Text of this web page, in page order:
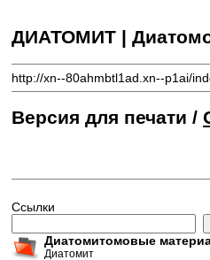
ДИАТОМИТ |
http://xn--80ahmbtl1ad.xn--p1ai/
Версия для печати /
Ссылки
Диатомитомовые
Диатомит